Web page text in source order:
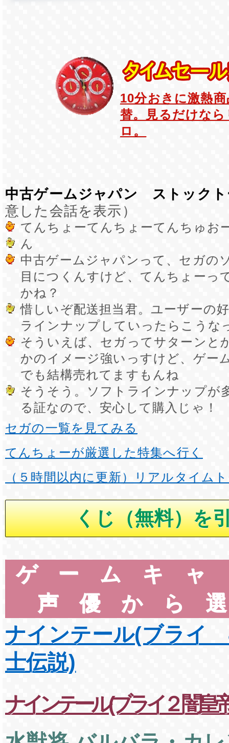
10分おきに激熱
替。見るだけな
ロ。
中古ゲームジャパン ストックト
意した会話を表示）
てんちょーてんちょーてんちゅお
ん
中古ゲームジャパンって、セガの
目につくんすけど、てんちょーっ
かね？
惜しいぞ配送担当君。ユーザーの
ラインナップしていったらこうな
そういえば、セガってサターンと
かのイメージ強いっすけど、ゲー
でも結構売れてますもんね
そうそう。ソフトラインナップが
る証なので、安心して購入じゃ！
セガの一覧を見てみる
てんちょーが厳選した特集へ行く
（５時間以内に更新）リアルタイム
ゲームキ
声優から
ナインテール(ブライ
士伝説)
ナインテール(ブライ２ 闇皇